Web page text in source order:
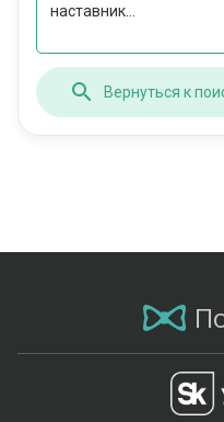
наставник...
Вернуться к